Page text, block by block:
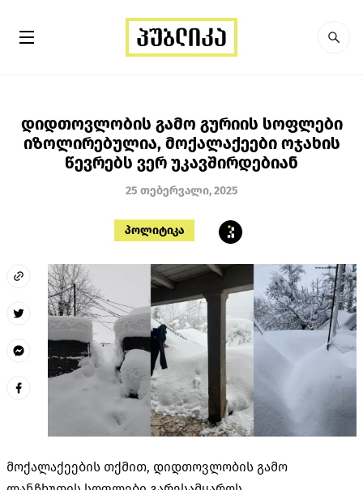
დიდთოვლობის გამო გურიის სოფლები
იზოლირებულია, მოქალაქეები ოჯახის
წევრებს ვერ უკავშირდებიან
25 თებერვალი, 2025
პოლიტიკა
მოქალაქეების თქმით, დიდთოვლობის გამო